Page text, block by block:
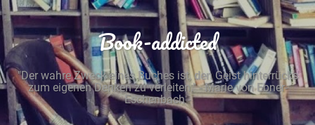
Book-addicted
"Der wahre Zweck eines Buches ist, den Geist hinterrücks
zum eigenen Denken zu verleiten." - Marie von Ebner-
Eschenbach -